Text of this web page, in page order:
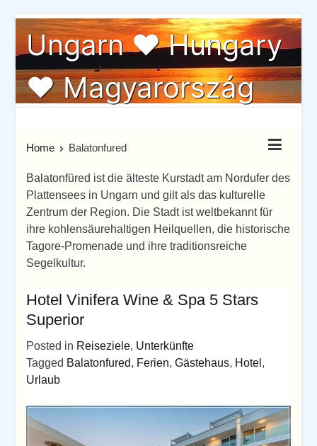
Skip
content
Ungarn ♥ Hungary
♥ Magyarország
Home Balatonfured
Balatonfüred ist die älteste Kurstadt am Nordufer des
Plattensees in Ungarn und gilt als das kulturelle
Zentrum der Region. Die Stadt ist weltbekannt für
ihre kohlensäurehaltigen Heilquellen, die historische
Tagore-Promenade und ihre traditionsreiche
Segelkultur.
Hotel Vinifera Wine & Spa 5 Stars
Superior
Posted in Reiseziele, Unterkünfte
Tagged Balatonfured, Ferien,Gästehaus, Hotel ,
Urlaub